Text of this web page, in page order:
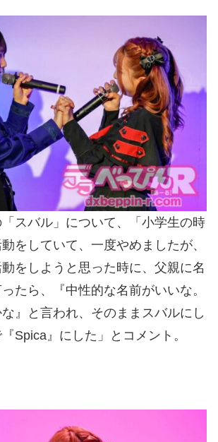
スバル」について、「小学生の時
をしていて、一度やめましたが、
をしようと思った時に、父親に名
たら、『中性的な名前がいいな。
』と言われ、そのままスバルにし
Spica』にした」とコメント。